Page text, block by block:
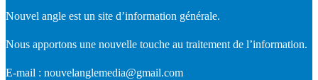
Nouvel angle est un site d’information générale.
Nous apportons une nouvelle touche au traitement de l’information.
E-mail : nouvelanglemedia@gmail.com